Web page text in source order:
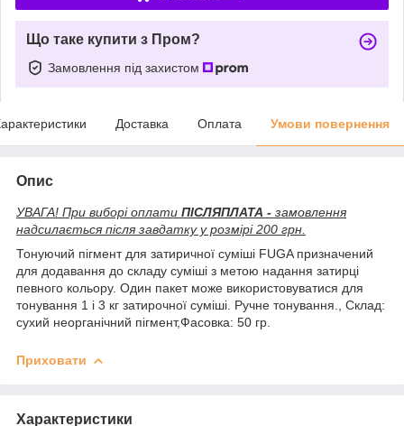
Що таке купити з Пром?
Замовлення під захистом
Доставка Оплата Умови повернення
Опис
УВАГА! При виборі оплати ПІСЛЯПЛАТА - замовлення
надсилається після завдатку у розмірі 200 грн.
Тонуючий пігмент для затиричної суміші FUGA призначений
для додавання до складу суміші з метою надання затирці
певного кольору. Один пакет може використовуватися для
тонування 1 і 3 кг затирочної суміші. Ручне тонування., Склад:
сухий неорганічний пігмент,Фасовка: 50 гр.
Приховати
Характеристики